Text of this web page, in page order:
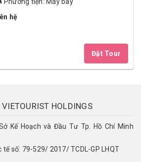
Phương tiện: Máy bay
hệ
Đặt Tour
HOLDINGS
Kế Hoạch và Đầu Tư Tp. Hồ Chí Minh
tế số: 79-529/ 2017/ TCDL-GP LHQT